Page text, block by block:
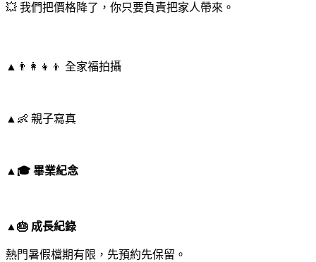
💥 我們把價格降了，你只要負責把家人帶來。
▲ 👨‍👩‍👧‍👦 全家福拍攝
▲ 👶 親子寫真
▲🎓 畢業紀念
▲🎂 成長紀錄
熱門暑假檔期有限，先預約先保留。